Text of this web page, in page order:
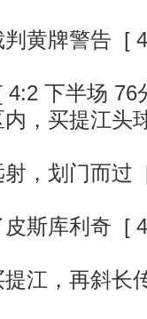
黄牌警告 [
4:2 下半场 76
，买提江头
，划门而过
斯库利奇 [
江，再斜长